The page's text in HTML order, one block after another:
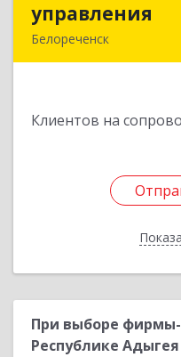
управления
Белореченск
Клиентов на
При выборе
Республике